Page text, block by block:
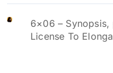
6×06 –
License To